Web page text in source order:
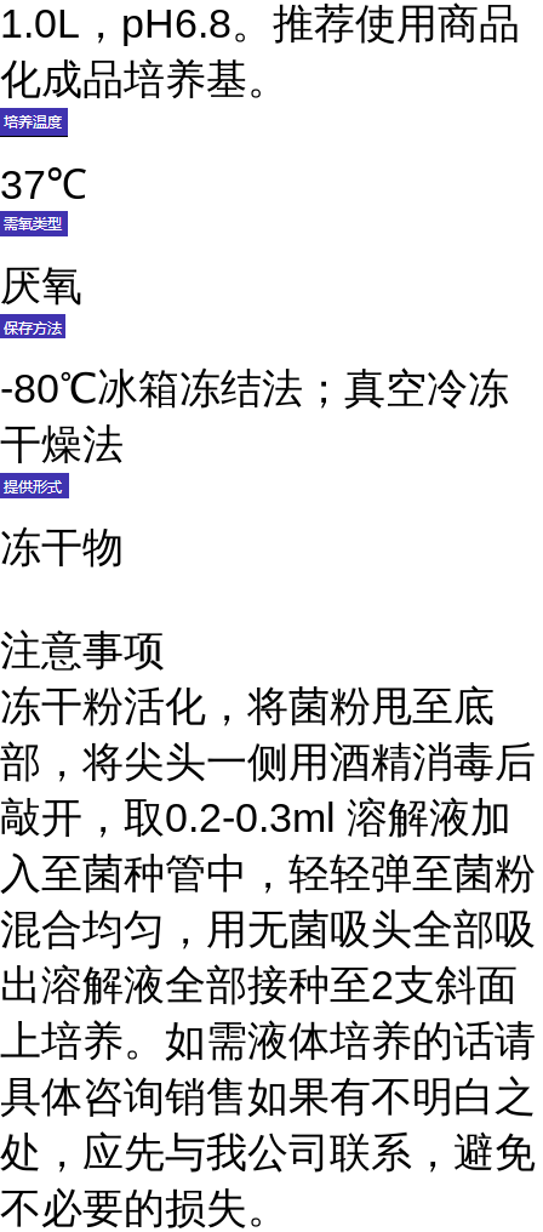
1.0L，pH6.8。推荐使用商品
化成品培养基。
37℃
厌氧
-80℃冰箱冻结法；真空冷冻
干燥法
冻干物
注意事项
冻干粉活化，将菌粉甩至底
部，将尖头一侧用酒精消毒后
敲开，取0.2-0.3ml 溶解液加
入至菌种管中，轻轻弹至菌粉
混合均匀，用无菌吸头全部吸
出溶解液全部接种至2支斜面
上培养。如需液体培养的话请
具体咨询销售如果有不明白之
处，应先与我公司联系，避免
不必要的损失。